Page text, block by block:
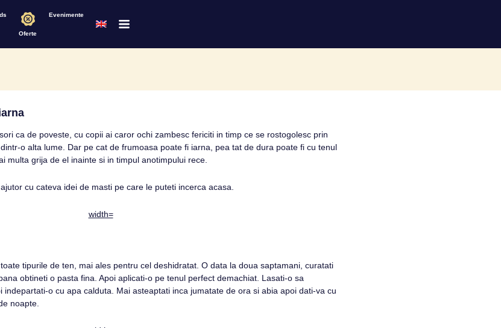
Oferte
Evenimente
ca de poveste, cu copii ai caror ochi zambesc fericiti in timp ce se rostogolesc prin
o alta lume. Dar pe cat de frumoasa poate fi iarna, pea tat de dura poate fi cu tenul
multa grija de el inainte si in timpul anotimpului rece.
cu cateva idei de masti pe care le puteti incerca acasa.
tipurile de ten, mai ales pentru cel deshidratat. O data la doua saptamani, curatati
obtineti o pasta fina. Apoi aplicati-o pe tenul perfect demachiat. Lasati-o sa
o cu apa calduta. Mai asteaptati inca jumatate de ora si abia apoi dati-va cu
noapte.